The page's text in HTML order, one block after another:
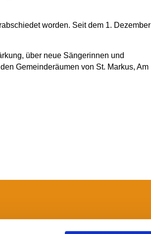
worden. Seit dem 1. Dezember
über neue Sängerinnen und
Gemeinderäumen von St. Markus, Am